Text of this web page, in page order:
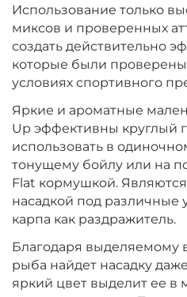
‍399‍ ₽
Диаметр:
‍399‍ ₽
Вкус:
Использование только
миксов и проверенных
создать действительно
которые были проверены
условиях спортивного
Яркие и ароматные
Up эффективны круглый
использовать в
тонущему бойлу или на
Flat кормушкой.
насадкой под различные
карпа как раздражитель.
Благодаря выделяемому
рыба найдет насадку
яркий цвет выделит ее в